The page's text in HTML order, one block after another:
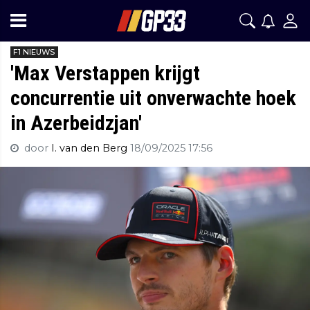
F1 NIEUWS
'Max Verstappen krijgt
concurrentie uit onverwachte hoek
in Azerbeidzjan'
door I. van den Berg 18/09/2025 17:56